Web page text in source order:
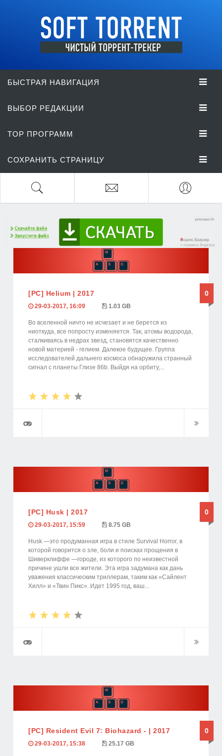
БЫСТРАЯ НАВИГАЦИЯ
ВЫБОР РЕДАКЦИИ
TOP ПРОГРАММ
СОХРАНИТЬ СТРАНИЦУ
[PC] Helium | 2017 0
29-03-2017, 16:09 1.03 GB
Во вселенной ничто не исчезает и не берется из
ниоткуда, все попросту изменяется. Так, атомы водорода,
сталкиваясь в недрах звезд, становятся качественно
новой материей - гелием. Далекое будущее. Группа
исследователей дальнего космоса обнаружила странный
сигнал с планеты Глизе 86b. Выйдя на орбиту,...
[PC] Husk | 2017 0
29-03-2017, 15:59 8.75 GB
Husk —это продуманная игра в стиле Survival Horror, в
которой говорится о зле, боли и поисках прощения в
Шиверклиффе —городе, из которого по неизвестной
причине ушли все жители. Эта игра задумана как дань
уважения классическим триллерам, таким как «Сайлент
Хилл» и «Твин Пикс». Идет 1995 год, ваш...
[PC] Resident Evil 7: Biohazard - | 2017 0
29-03-2017, 15:38 25.17 GB